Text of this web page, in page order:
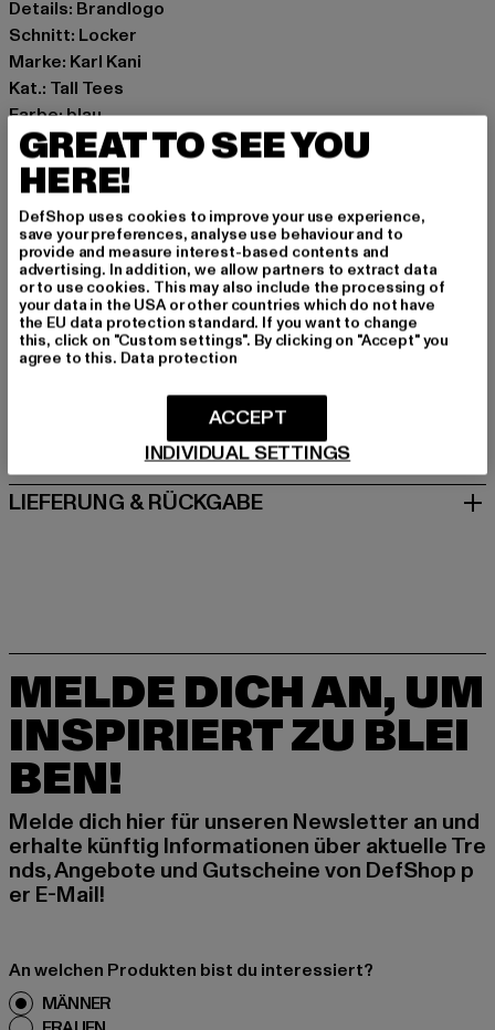
Details: Brandlogo
Schnitt: Locker
Marke: Karl Kani
Kat.: Tall Tees
Farbe: blau
Hersteller Farbe: navy
Materialzusammensetzung: 95% Baumwolle, 5%
Elasthan
Art.Nr: 6030753-00155
Hersteller: Urban Styles Agency GmbH & Co. KG |
agentur@urbanstylesagency.com
Schanzenstraße 41 | 51063 Köln | DE
GRÖSSE & PASSFORM
PFLEGEHINWEISE
LIEFERUNG & RÜCKGABE
MELDE DICH AN, UM
INSPIRIERT ZU BLEI
BEN!
Melde dich hier für unseren Newsletter an und
erhalte künftig Informationen über aktuelle Tre
nds, Angebote und Gutscheine von DefShop p
er E-Mail!
An welchen Produkten bist du interessiert?
MÄNNER
GREAT TO SEE YOU
HERE!
DefShop uses cookies to improve your use experience,
save your preferences, analyse use behaviour and to
provide and measure interest-based contents and
advertising. In addition, we allow partners to extract data
or to use cookies. This may also include the processing of
your data in the USA or other countries which do not have
the EU data protection standard. If you want to change
this, click on "Custom settings". By clicking on "Accept" you
agree to this. Data protection
INDIVIDUAL SETTINGS
ACCEPT